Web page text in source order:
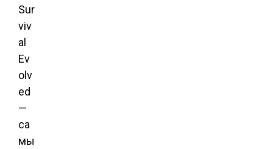
Sur
viv
al
Ev
olv
ed
—
са
мы